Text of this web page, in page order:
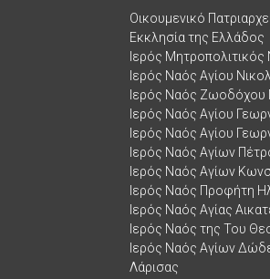
Οικουμενικό
Εκκλησία της Ελλάδος
Ιερός
Ιερός Ναός Αγίου
Ιερός Ναός Ζωοδόχου
Ιερός Ναός Αγίου
Ιερός Ναός Αγίου
Ιερός Ναός Αγίων
Ιερός Ναός Αγίων
Ιερός Ναός Προφήτη
Ιερός Ναός Αγίας
Ιερός Ναός της Του
Ιερός Ναός Αγίων
Λάρισας